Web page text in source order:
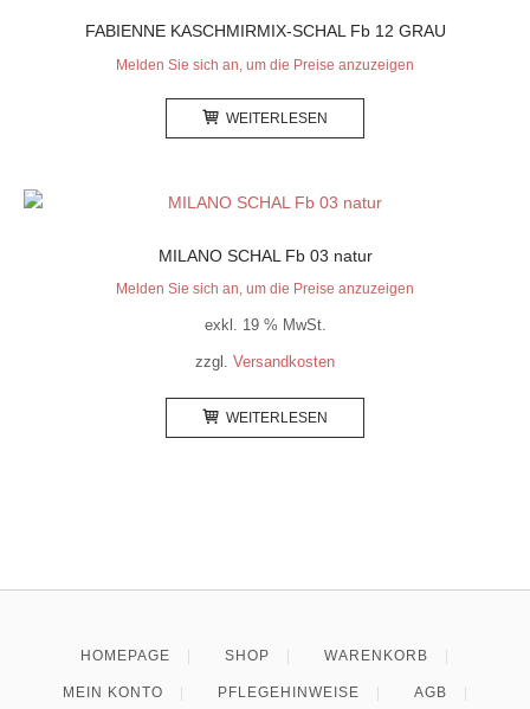
FABIENNE KASCHMIRMIX-SCHAL Fb 12 GRAU
Melden Sie sich an, um die Preise anzuzeigen
WEITERLESEN
MILANO SCHAL Fb 03 natur
Melden Sie sich an, um die Preise anzuzeigen
exkl. 19 % MwSt.
zzgl. Versandkosten
WEITERLESEN
HOMEPAGE SHOP WARENKORB
MEIN KONTO PFLEGEHINWEISE AGB